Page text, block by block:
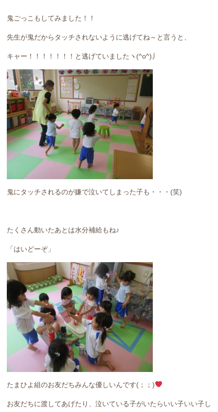
鬼ごっこもしてみました！！
先生が鬼だからタッチされないように逃げてね～と言うと、
キャー！！！！！！！と逃げていましたヽ(^o^)丿
鬼にタッチされるのが嫌で泣いてしまった子も・・・(笑)
たくさん動いたあとは水分補給もね♪
「はいどーぞ」
たまひよ組のお友だちみんな優しいんです(；；)
お友だちに渡してあげたり、泣いている子がいたらいい子いい子し